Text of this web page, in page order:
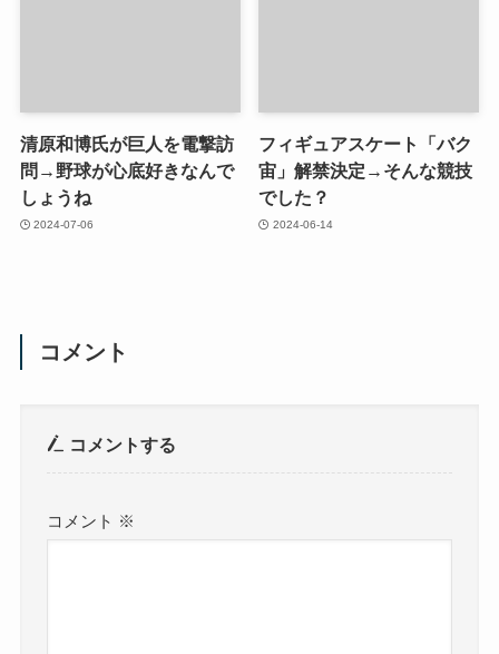
清原和博氏が巨人を電撃訪
問→野球が心底好きなんで
しょうね
2024-07-06
フィギュアスケート「バク
宙」解禁決定→そんな競技
でした？
2024-06-14
コメント
コメントする
コメント ※